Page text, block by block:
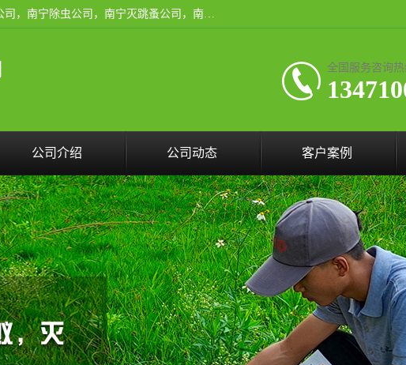
广西亿之豪有害生物防治服务有限公司是一家南宁灭鼠公司、灭蟑螂公司，南宁杀虫公司，南宁除虫公司，南宁灭跳蚤公司，南宁灭白蚁公司，南宁除四害公司,广西亿之豪有害生物防治服务有限公司专业灭蟑螂,除臭虫,其他害虫,服务上门,安全环保,售后保障,一次消杀，竭诚为您服务.
全国服务咨询热
公司介绍 公司动态 客户案例